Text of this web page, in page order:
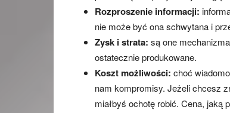
Rozproszenie informacji:
nie może być ona schwytana i
Zysk i strata: są one
ostatecznie produkowane.
Koszt możliwości: choć
nam kompromisy. Jeżeli chcesz
miałbyś ochotę robić. Cena, jaką